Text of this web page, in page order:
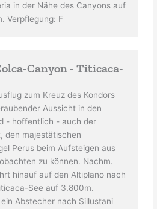
in der Nähe des Canyons auf
Verpflegung: F
Canyon - Titicaca-
zum Kreuz des Kondors
Aussicht in den
- hoffentlich - auch der
den majestätischen
Perus beim Aufsteigen aus
zu können. Nachm.
hinauf auf den Altiplano nach
See auf 3.800m.
Abstecher nach Sillustani